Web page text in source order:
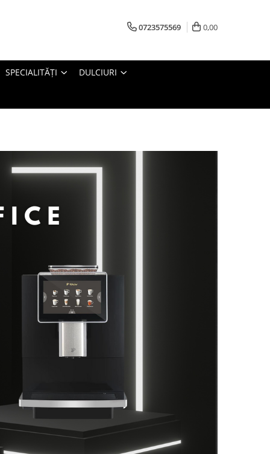
0723575569 0,00
SPECIALITĂȚI DULCIURI